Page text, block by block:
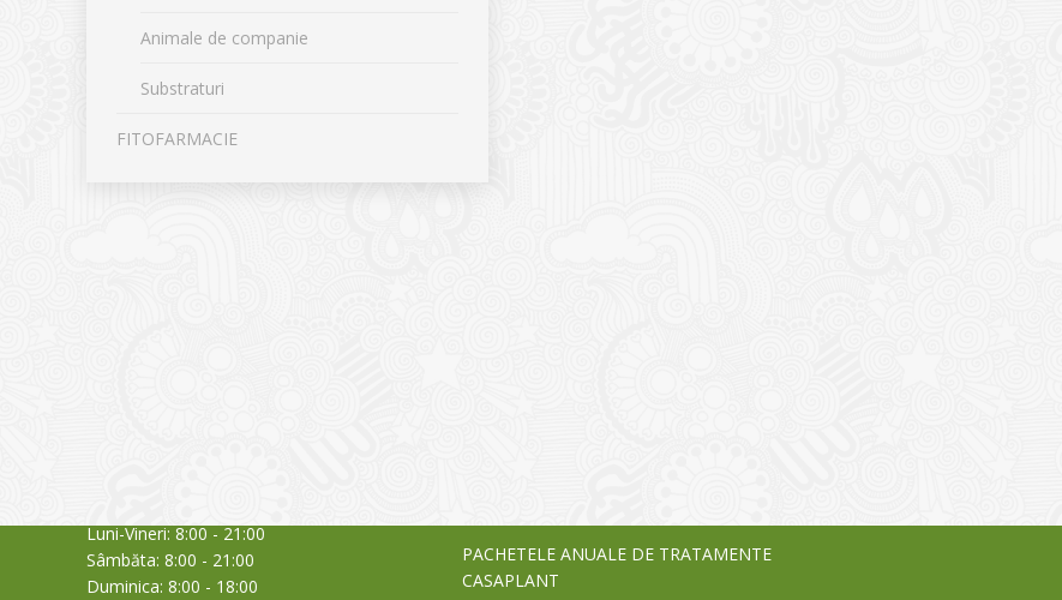
Animale de companie
Substraturi
FITOFARMACIE
Luni-Vineri: 8:00 - 21:00
Sâmbăta: 8:00 - 21:00
Duminica: 8:00 - 18:00
PACHETELE ANUALE DE TRATAMENTE
CASAPLANT